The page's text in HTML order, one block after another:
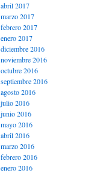
abril 2017
marzo 2017
febrero 2017
enero 2017
diciembre 2016
noviembre 2016
octubre 2016
septiembre 2016
agosto 2016
julio 2016
junio 2016
mayo 2016
abril 2016
marzo 2016
febrero 2016
enero 2016